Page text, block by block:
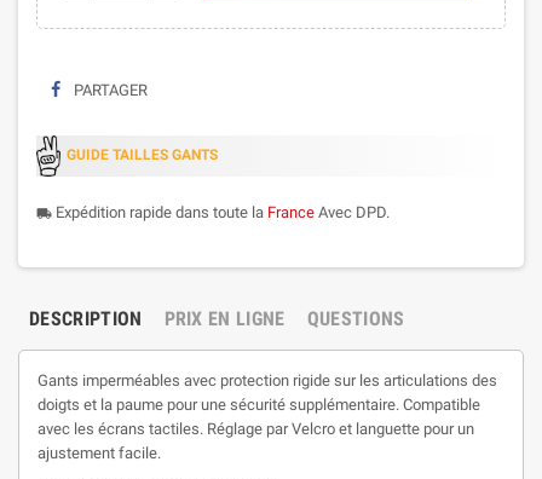
PARTAGER
GUIDE TAILLES GANTS
local_shipping Expédition rapide dans toute la France Avec DPD.
DESCRIPTION PRIX EN LIGNE QUESTIONS
Gants imperméables avec protection rigide sur les articulations des
doigts et la paume pour une sécurité supplémentaire. Compatible
avec les écrans tactiles. Réglage par Velcro et languette pour un
ajustement facile.